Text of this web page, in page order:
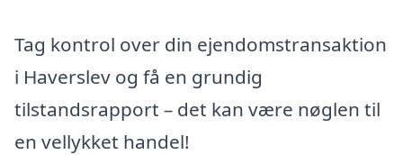
Tag kontrol over din ejendomstransaktion
i Haverslev og få en grundig
tilstandsrapport – det kan være nøglen til
en vellykket handel!